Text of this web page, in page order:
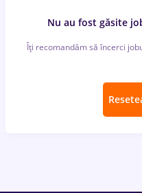
Nu au fost găsite
Îți recomandăm să încerci